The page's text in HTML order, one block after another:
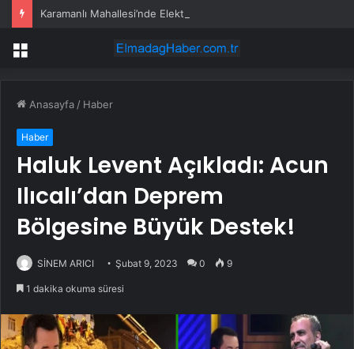
Menü
Anasayfa / Haber
Haber
Haluk Levent Açıkladı: Acun
Ilıcalı’dan Deprem
Bölgesine Büyük Destek!
SİNEM ARICI Şubat 9, 2023 0 9
1 dakika okuma süresi